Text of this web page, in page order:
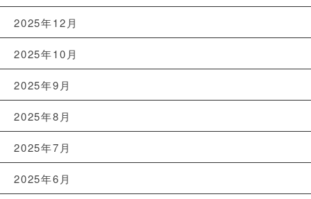
2025年12月
2025年10月
2025年9月
2025年8月
2025年7月
2025年6月